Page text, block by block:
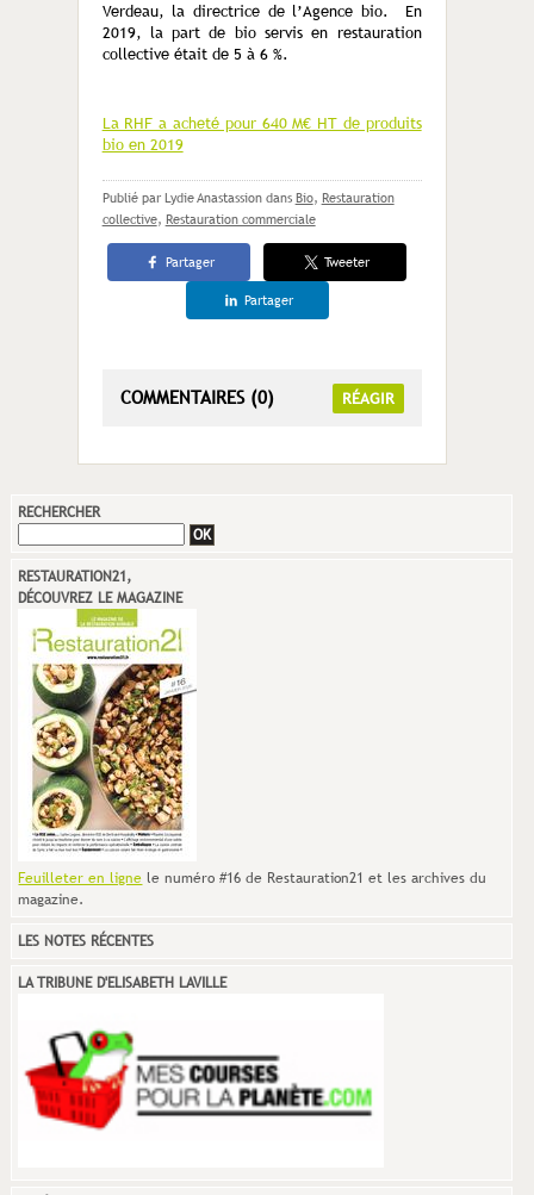
Verdeau, la directrice de l’Agence bio. En
2019, la part de bio servis en restauration
collective était de 5 à 6 %.
La RHF a acheté pour 640 M€ HT de produits
bio en 2019
Publié par Lydie Anastassion dans Bio, Restauration
collective, Restauration commerciale
Partager Tweeter
Partager
COMMENTAIRES (0) RÉAGIR
RECHERCHER
RESTAURATION21,
DÉCOUVREZ LE MAGAZINE
Feuilleter en ligne le numéro #16 de Restauration21 et les archives du
magazine.
LES NOTES RÉCENTES
LA TRIBUNE D'ELISABETH LAVILLE